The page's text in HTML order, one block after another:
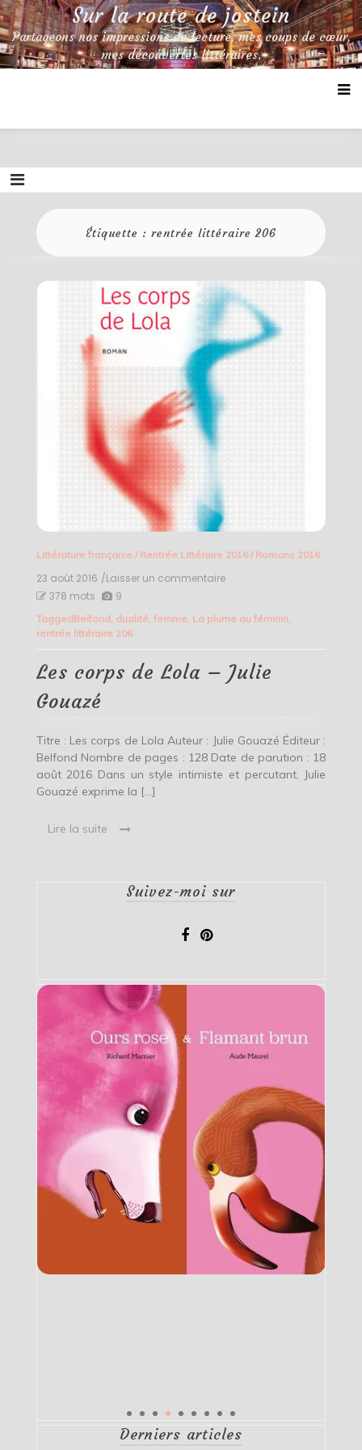
Skip
to
content
Sur la route de jostein
Partageons nos impressions de lecture, mes coups de cœur,
mes découvertes littéraires.
Étiquette : rentrée littéraire 206
Littérature française/ Rentrée Littéraire 2016/ Romans 2016
23 août 2016 /Laisser un commentaireon
de
Julie
Gouazé
378 mots 9
TaggedBelfond, dualité, femme, La plume au féminin,
rentrée littéraire 206
Les corps de Lola – Julie
Gouazé
Titre : Les corps de Lola Auteur : Julie Gouazé Éditeur :
Belfond Nombre de pages : 128 Date de parution : 18
août 2016 Dans un style intimiste et percutant, Julie
Gouazé exprime la […]
Lire la suite
Suivez-moi sur
Derniers articles